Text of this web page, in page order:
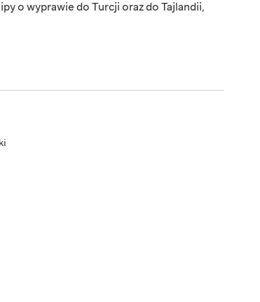
o wyprawie do Turcji oraz do Tajlandii,